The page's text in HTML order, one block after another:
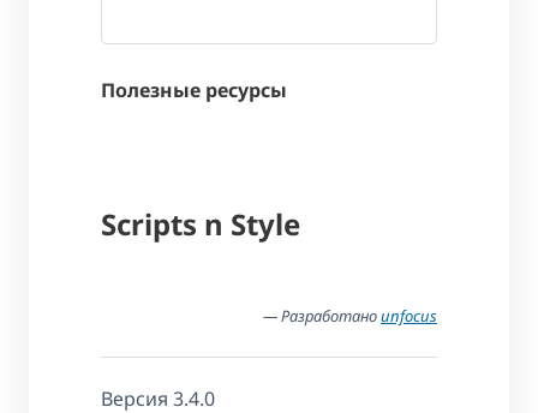
Полезные ресурсы
Scripts n Style
— Разработаноunfocus
Версия 3.4.0